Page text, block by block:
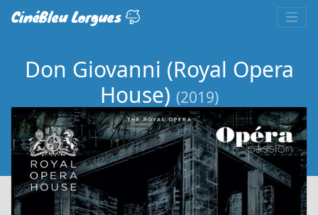
CinéBleu Lorgues
Don Giovanni (Royal Opera
House) (2019)